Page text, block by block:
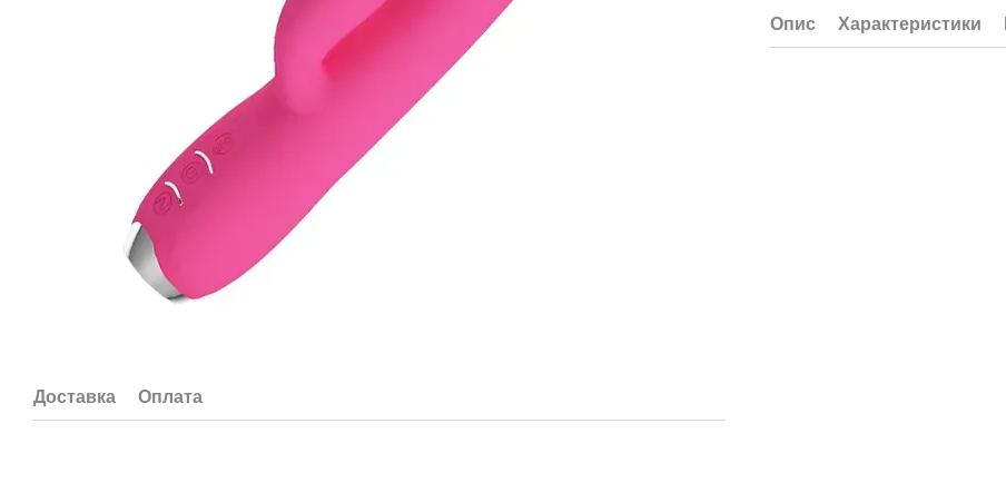
Доставка Оплата
Опис Характеристики